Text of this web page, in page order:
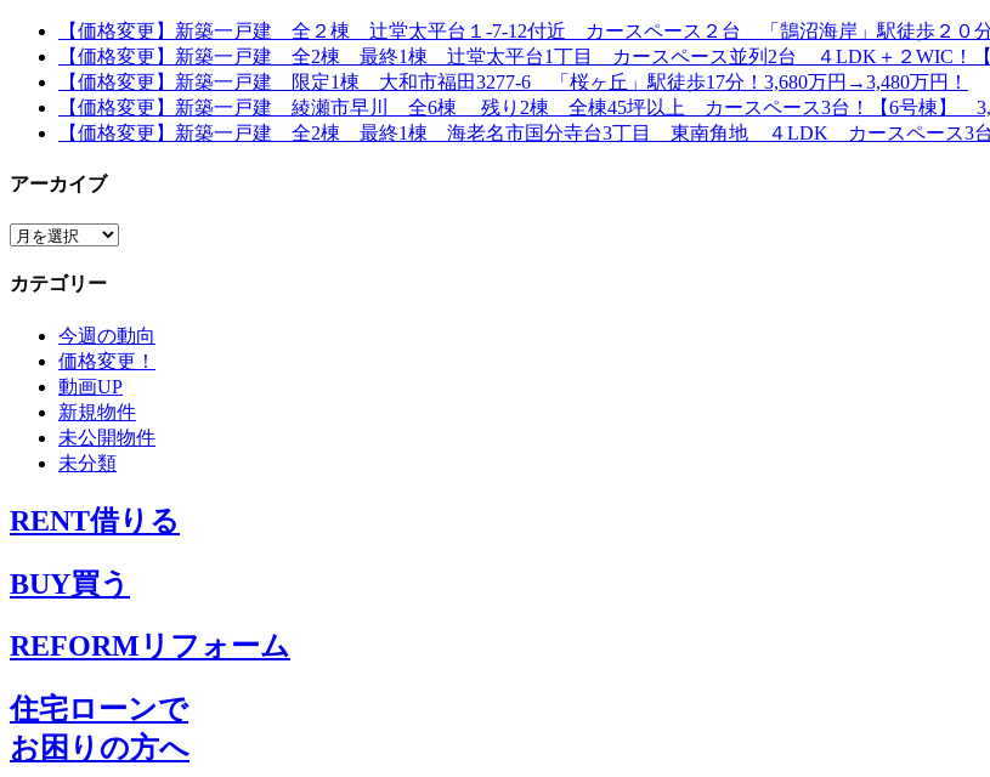
【価格変更】新築一戸建 全２棟 辻堂太平台１-7-12付近 カースペース２台 「鵠沼海岸」駅徒歩２０分
【価格変更】新築一戸建 全2棟 最終1棟 辻堂太平台1丁目 カースペース並列2台 ４LDK＋２WIC！
【価格変更】新築一戸建 限定1棟 大和市福田3277-6 「桜ヶ丘」駅徒歩17分！3,680万円→3,480万円！
【価格変更】新築一戸建 綾瀬市早川 全6棟 残り2棟 全棟45坪以上 カースペース3台！【6号棟】
【価格変更】新築一戸建 全2棟 最終1棟 海老名市国分寺台3丁目 東南角地 ４LDK カースペース3台
アーカイブ
ア
カ
カテゴリー
今週の動向
価格変更！
動画UP
新規物件
未公開物件
未分類
RENT借りる
BUY買う
REFORM リフォーム
住宅ローンで
お困りの方へ